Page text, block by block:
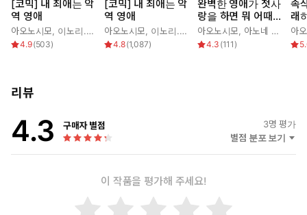
[코믹] 내 최애는 악
역 영애
아오노시모 이노리.,정백송,하나가타
4.9(503)
[코믹] 내 최애는 악
역 영애
아오노시모 이노리.,정백송,하나가타
4.8(1,087)
완벽한 영애가 첫사
랑을 하면 뭐 어때
서! 앤솔러지 코믹
아오노시모 아노네 노네 ,오
4.3 (111 )
속
래
앤
아
리뷰
4.3 구매자 별점 3명 평가
별점 분포 보기
이 작품을 평가해 주세요!